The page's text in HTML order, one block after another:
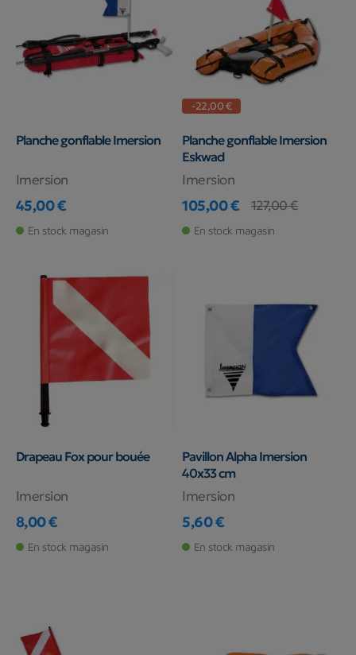
Planche gonflable Imersion
Imersion
Prix
45,00 €
En stock magasin
-22,00 €
Planche gonflable Imersion
Eskwad
Imersion
Prix
105,00 €
Prix de base
127,00 €
En stock magasin
Drapeau Fox pour bouée
Imersion
Prix
8,00 €
En stock magasin
Pavillon Alpha Imersion
40x33 cm
Imersion
Prix
5,60 €
En stock magasin